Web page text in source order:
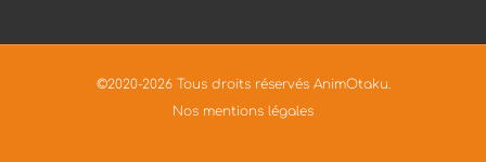
©2020-2026 Tous droits réservés AnimOtaku.
Nos mentions légales